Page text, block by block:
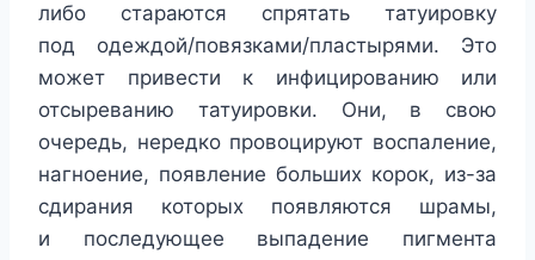
либо стараются спрятать татуировку
под одеждой/повязками/пластырями. Это
может привести к инфицированию или
отсыреванию татуировки. Они, в свою
очередь, нередко провоцируют воспаление,
нагноение, появление больших корок, из-за
сдирания которых появляются шрамы,
и последующее выпадение пигмента